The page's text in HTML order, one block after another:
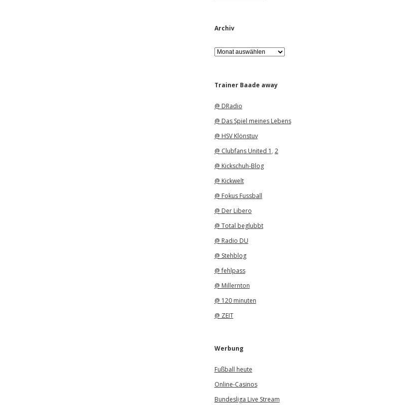
Archiv
A
r
iTrainer Baade away
@ DRadio
@ Das Spiel meines Lebens
@ HSV Klönstuv
@ Clubfans United 1 , 2
@ Kickschuh-Blog
@ Kickwelt
@ Fokus Fussball
@ Der Libero
@ Total beglubbt
@ Radio DU
@ Stehblog
@ fehlpass
@ Millernton
@ 120 minuten
@ ZEIT
Werbung
Fußball heute
Online-Casinos
Bundesliga Live Stream